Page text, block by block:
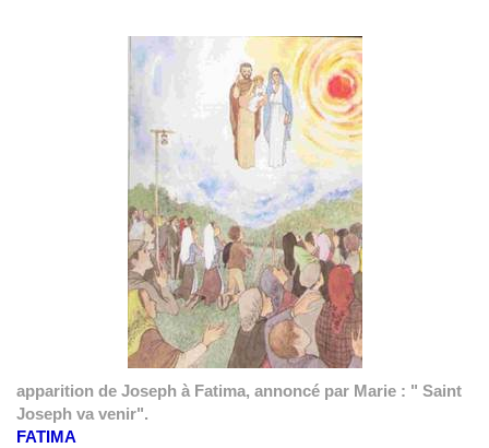
apparition de Joseph à Fatima, annoncé par Marie : " Saint
Joseph va venir".
FATIMA